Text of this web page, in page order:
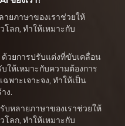
ายภาษาของเราช่วยให้
ลก, ทำให้เหมาะกับ
ด้วยการปรับแต่งที่ขับเคลื่อน
ให้เหมาะกับความต้องการ
พาะเจาะจง, ทำให้เป็น
ง.
บหลายภาษาของเราช่วยให้
ลก, ทำให้เหมาะกับ